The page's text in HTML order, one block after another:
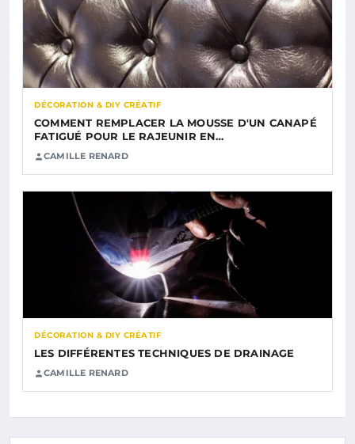
DÉCORATION & DIY CRÉATIF
COMMENT REMPLACER LA MOUSSE D'UN CANAPÉ
FATIGUÉ POUR LE RAJEUNIR EN…
CAMILLE RENARD
DÉCORATION & DIY CRÉATIF
LES DIFFÉRENTES TECHNIQUES DE DRAINAGE
CAMILLE RENARD